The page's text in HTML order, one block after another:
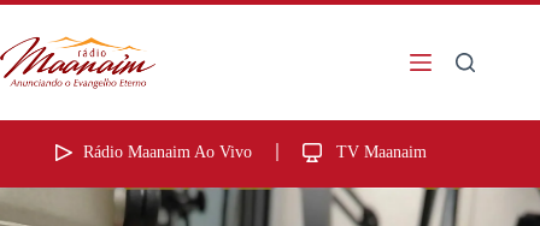
Rádio Maanaim Ao Vivo TV Maanaim